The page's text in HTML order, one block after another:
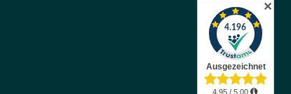
✕